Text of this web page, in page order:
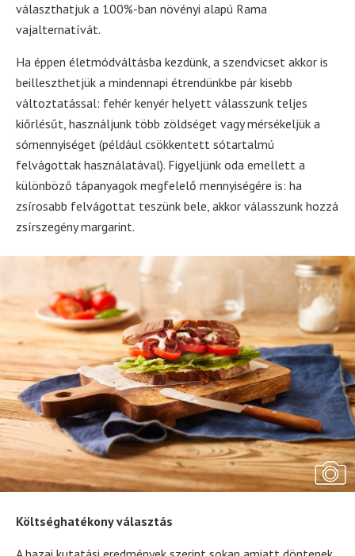
választhatjuk a 100%-ban növényi alapú Rama
vajalternatívát.
Ha éppen életmódváltásba kezdünk, a szendvicset akkor is
beilleszthetjük a mindennapi étrendünkbe pár kisebb
változtatással: fehér kenyér helyett válasszunk teljes
kiőrlésűt, használjunk több zöldséget vagy mérsékeljük a
sómennyiséget (például csökkentett sótartalmú
felvágottak használatával). Figyeljünk oda emellett a
különböző tápanyagok megfelelő mennyiségére is: ha
zsírosabb felvágottat teszünk bele, akkor válasszunk hozzá
zsírszegény margarint.
Költséghatékony választás